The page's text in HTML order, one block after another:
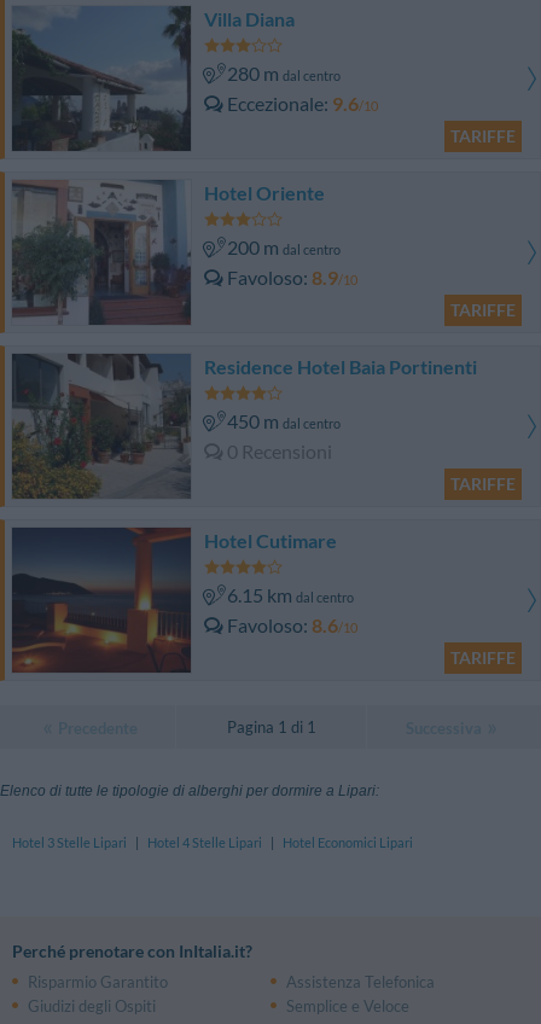
Villa Diana
280 m dal centro
Eccezionale 9.6/10
TARIFFE
Hotel Oriente
200 m dal centro
Favoloso 8.9/10
TARIFFE
Residence Hotel Baia Portinenti
450 m dal centro
0 Recensioni
TARIFFE
Hotel Cutimare
6.15 km dal centro
Favoloso 8.6/10
TARIFFE
Pagina 1 di 1
Elenco di tutte le tipologie di alberghi per dormire a Lipari:
Hotel 3 Stelle Lipari Hotel 4 Stelle Lipari Hotel Economici Lipari
Perché prenotare con InItalia.it?
Risparmio Garantito
Assistenza Telefonica
Giudizi degli Ospiti
Semplice e Veloce